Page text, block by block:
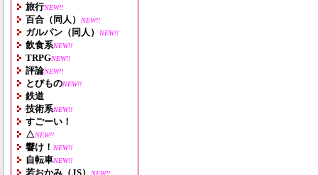
旅行NEW!!
百合（同人） NEW!!
ガルパン（同人） NEW!!
飲食系NEW!!
TRPGNEW!!
評論NEW!!
とびものNEW!!
鉄道
技術系NEW!!
すごーい！
△NEW!!
響け！ NEW!!
自転車NEW!!
若おかみ（JS） NEW!!